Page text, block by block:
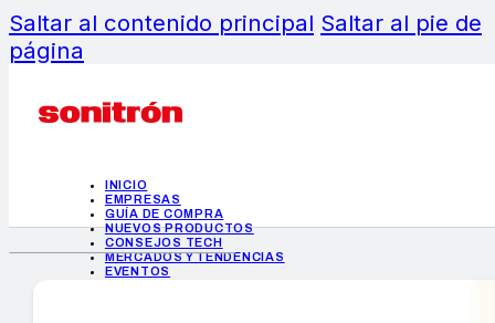
Saltar al contenido principal Saltar al pie de
página
INICIO
EMPRESAS
GUÍA DE COMPRA
NUEVOS PRODUCTOS
CONSEJOS TECH
MERCADOS Y TENDENCIAS
EVENTOS